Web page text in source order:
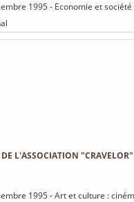
1995 - Economie et
L'ASSOCIATION "CRAVELOR"
1995 - Art et culture :